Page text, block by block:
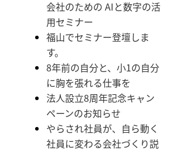
会社のための AIと数字の活
用セミナー
福山でセミナー登壇しま
す。
8年前の自分と、小1の自分
に胸を張れる仕事を
法人設立8周年記念キャン
ペーンのお知らせ
やらされ社員が、自ら動く
社員に変わる会社づくり説